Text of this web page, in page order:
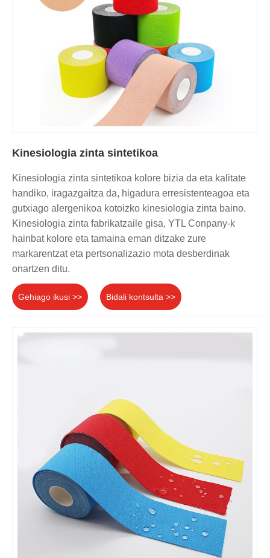
Kinesiologia zinta sintetikoa
Kinesiologia zinta sintetikoa kolore bizia da eta kalitate
handiko, iragazgaitza da, higadura erresistenteagoa eta
gutxiago alergenikoa kotoizko kinesiologia zinta baino.
Kinesiologia zinta fabrikatzaile gisa, YTL Conpany-k
hainbat kolore eta tamaina eman ditzake zure
markarentzat eta pertsonalizazio mota desberdinak
onartzen ditu.
Gehiago ikusi >> Bidali kontsulta >>